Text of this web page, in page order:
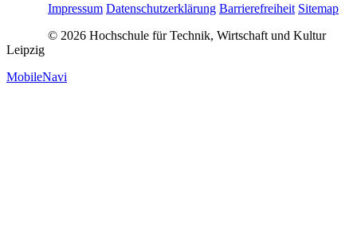
Impressum Datenschutzerklärung Barrierefreiheit Sitemap
© 2026 Hochschule für Technik, Wirtschaft und Kultur
Leipzig
MobileNavi